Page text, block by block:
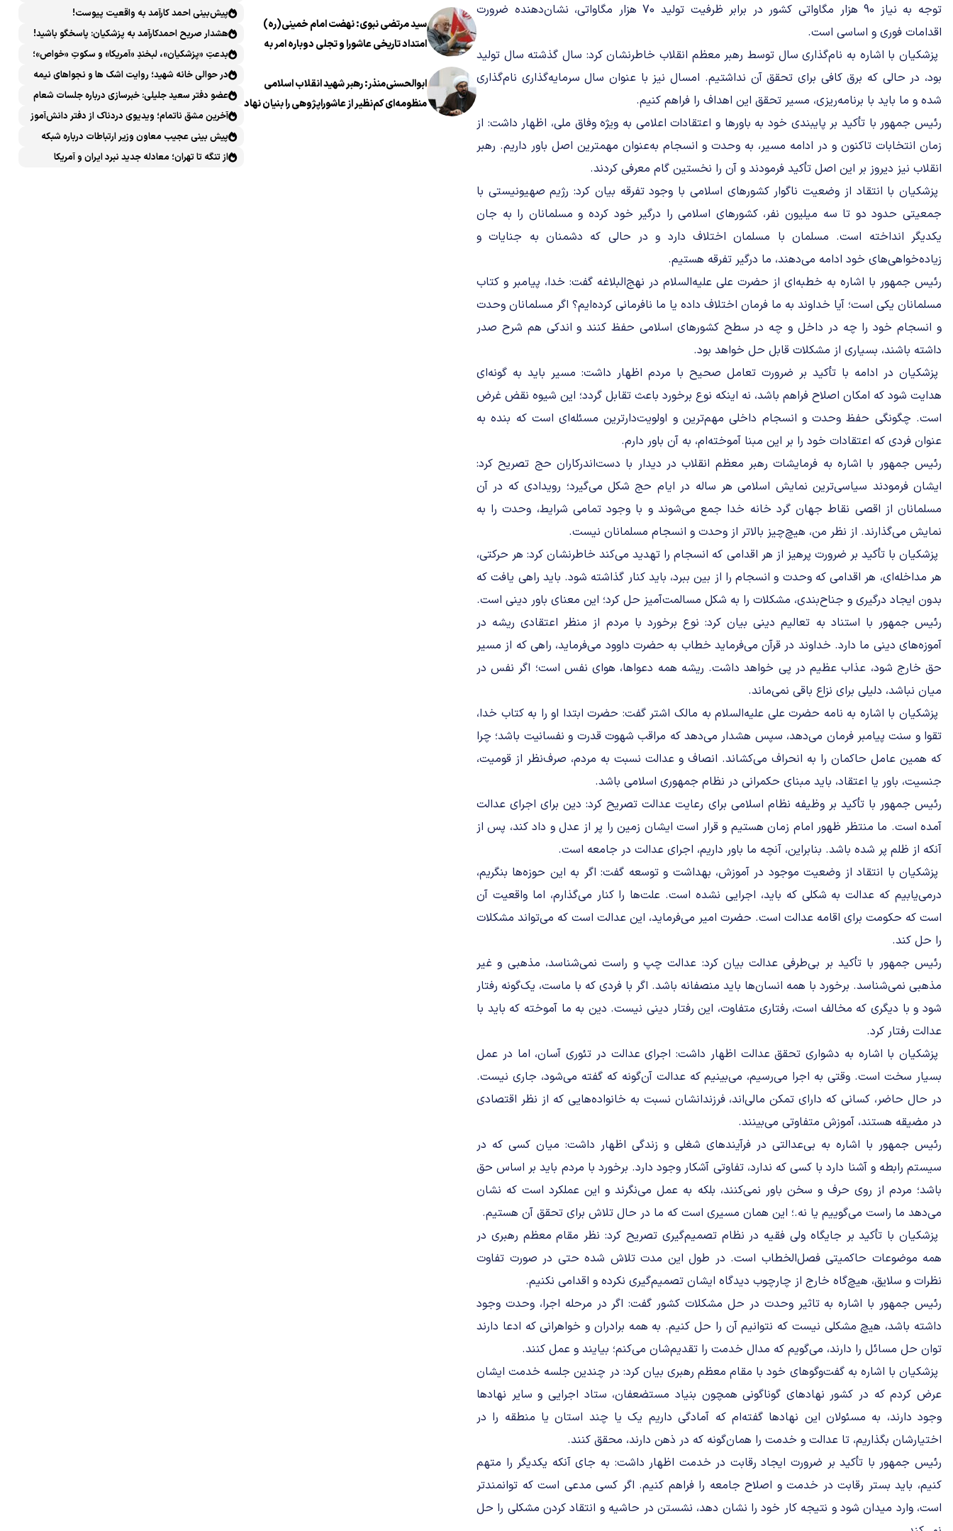
توجه به نیاز 90 هزار مگاواتی کشور در برابر ظرفیت تولید 70 هزار مگاواتی، نشان‌دهنده ضرورت
اقدامات فوری و اساسی است.
پزشکیان با اشاره به نام‌گذاری سال توسط رهبر معظم انقلاب خاطرنشان کرد: سال گذشته سال تولید
بود، در حالی که برق کافی برای تحقق آن نداشتیم. امسال نیز با عنوان سال سرمایه‌گذاری نام‌گذاری
شده و ما باید با برنامه‌ریزی، مسیر تحقق این اهداف را فراهم کنیم.
رئیس جمهور با تأکید بر پایبندی خود به باورها و اعتقادات اعلامی به ویژه وفاق ملی، اظهار داشت: از
زمان انتخابات تاکنون و در ادامه مسیر، به وحدت و انسجام به‌عنوان مهمترین اصل باور داریم. رهبر
انقلاب نیز دیروز بر این اصل تأکید فرمودند و آن را نخستین گام معرفی کردند.
پزشکیان با انتقاد از وضعیت ناگوار کشورهای اسلامی با وجود تفرقه بیان کرد: رژیم صهیونیستی با
جمعیتی حدود دو تا سه میلیون نفر، کشورهای اسلامی را درگیر خود کرده و مسلمانان را به جان
یکدیگر انداخته است. مسلمان با مسلمان اختلاف دارد و در حالی که دشمنان به جنایات و
زیاده‌خواهی‌های خود ادامه می‌دهند، ما درگیر تفرقه هستیم.
رئیس جمهور با اشاره به خطبه‌ای از حضرت علی علیه‌السلام در نهج‌البلاغه گفت: خدا، پیامبر و کتاب
مسلمانان یکی است؛ آیا خداوند به ما فرمان اختلاف داده یا ما نافرمانی کرده‌ایم؟ اگر مسلمانان وحدت
و انسجام خود را چه در داخل و چه در سطح کشورهای اسلامی حفظ کنند و اندکی هم شرح صدر
داشته باشند، بسیاری از مشکلات قابل حل خواهد بود.
پزشکیان در ادامه با تأکید بر ضرورت تعامل صحیح با مردم اظهار داشت: مسیر باید به گونه‌ای
هدایت شود که امکان اصلاح فراهم باشد، نه اینکه نوع برخورد باعث تقابل گردد؛ این شیوه نقض غرض
است. چگونگی حفظ وحدت و انسجام داخلی مهم‌ترین و اولویت‌دارترین مسئله‌ای است که بنده به
عنوان فردی که اعتقادات خود را بر این مبنا آموخته‌ام، به آن باور دارم.
رئیس جمهور با اشاره به فرمایشات رهبر معظم انقلاب در دیدار با دست‌اندرکاران حج تصریح کرد:
ایشان فرمودند سیاسی‌ترین نمایش اسلامی هر ساله در ایام حج شکل می‌گیرد؛ رویدادی که در آن
مسلمانان از اقصی نقاط جهان گرد خانه خدا جمع می‌شوند و با وجود تمامی شرایط، وحدت را به
نمایش می‌گذارند. از نظر من، هیچ‌چیز بالاتر از وحدت و انسجام مسلمانان نیست.
پزشکیان با تأکید بر ضرورت پرهیز از هر اقدامی که انسجام را تهدید می‌کند خاطرنشان کرد: هر حرکتی،
هر مداخله‌ای، هر اقدامی که وحدت و انسجام را از بین ببرد، باید کنار گذاشته شود. باید راهی یافت که
بدون ایجاد درگیری و جناح‌بندی، مشکلات را به شکل مسالمت‌آمیز حل کرد؛ این معنای باور دینی است.
رئیس جمهور با استناد به تعالیم دینی بیان کرد: نوع برخورد با مردم از منظر اعتقادی ریشه در
آموزه‌های دینی ما دارد. خداوند در قرآن می‌فرماید خطاب به حضرت داوود می‌فرماید، راهی که از مسیر
حق خارج شود، عذاب عظیم در پی خواهد داشت. ریشه همه دعواها، هوای نفس است؛ اگر نفس در
میان نباشد، دلیلی برای نزاع باقی نمی‌ماند.
پزشکیان با اشاره به نامه حضرت علی علیه‌السلام به مالک اشتر گفت: حضرت ابتدا او را به کتاب خدا،
تقوا و سنت پیامبر فرمان می‌دهد، سپس هشدار می‌دهد که مراقب شهوت قدرت و نفسانیت باشد؛ چرا
که همین عامل حاکمان را به انحراف می‌کشاند. انصاف و عدالت نسبت به مردم، صرف‌نظر از قومیت،
جنسیت، باور یا اعتقاد، باید مبنای حکمرانی در نظام جمهوری اسلامی باشد.
رئیس جمهور با تأکید بر وظیفه نظام اسلامی برای رعایت عدالت تصریح کرد: دین برای اجرای عدالت
آمده است. ما منتظر ظهور امام زمان هستیم و قرار است ایشان زمین را پر از عدل و داد کند، پس از
آنکه از ظلم پر شده باشد. بنابراین، آنچه ما باور داریم، اجرای عدالت در جامعه است.
پزشکیان با انتقاد از وضعیت موجود در آموزش، بهداشت و توسعه گفت: اگر به این حوزه‌ها بنگریم،
درمی‌یابیم که عدالت به شکلی که باید، اجرایی نشده است. علت‌ها را کنار می‌گذارم، اما واقعیت آن
است که حکومت برای اقامه عدالت است. حضرت امیر می‌فرماید، این عدالت است که می‌تواند مشکلات
را حل کند.
رئیس جمهور با تأکید بر بی‌طرفی عدالت بیان کرد: عدالت چپ و راست نمی‌شناسد، مذهبی و غیر
مذهبی نمی‌شناسد. برخورد با همه انسان‌ها باید منصفانه باشد. اگر با فردی که با ماست، یک‌گونه رفتار
شود و با دیگری که مخالف است، رفتاری متفاوت، این رفتار دینی نیست. دین به ما آموخته که باید با
عدالت رفتار کرد.
پزشکیان با اشاره به دشواری تحقق عدالت اظهار داشت: اجرای عدالت در تئوری آسان، اما در عمل
بسیار سخت است. وقتی به اجرا می‌رسیم، می‌بینیم که عدالت آن‌گونه که گفته می‌شود، جاری نیست.
در حال حاضر، کسانی که دارای تمکن مالی‌اند، فرزندانشان نسبت به خانواده‌هایی که از نظر اقتصادی
در مضیقه هستند، آموزش متفاوتی می‌بینند.
رئیس جمهور با اشاره به بی‌عدالتی در فرآیندهای شغلی و زندگی اظهار داشت: میان کسی که در
سیستم رابطه و آشنا دارد با کسی که ندارد، تفاوتی آشکار وجود دارد. برخورد با مردم باید بر اساس حق
باشد؛ مردم از روی حرف و سخن باور نمی‌کنند، بلکه به عمل می‌نگرند و این عملکرد است که نشان
می‌دهد ما راست می‌گوییم یا نه.؛ این همان مسیری است که ما در حال تلاش برای تحقق آن هستیم.
پزشکیان با تأکید بر جایگاه ولی فقیه در نظام تصمیم‌گیری تصریح کرد: نظر مقام معظم رهبری در
همه موضوعات حاکمیتی فصل‌الخطاب است. در طول این مدت تلاش شده حتی در صورت تفاوت
نظرات و سلایق، هیچ‌گاه خارج از چارچوب دیدگاه ایشان تصمیم‌گیری نکرده و اقدامی نکنیم.
رئیس جمهور با اشاره به تاثیر وحدت در حل مشکلات کشور گفت: اگر در مرحله اجرا، وحدت وجود
داشته باشد، هیچ مشکلی نیست که نتوانیم آن را حل کنیم. به همه برادران و خواهرانی که ادعا دارند
توان حل مسائل را دارند، می‌گویم که مدال خدمت را تقدیم‌شان می‌کنم؛ بیایند و عمل کنند.
پزشکیان با اشاره به گفت‌وگوهای خود با مقام معظم رهبری بیان کرد: در چندین جلسه خدمت ایشان
عرض کردم که در کشور نهادهای گوناگونی همچون بنیاد مستضعفان، ستاد اجرایی و سایر نهادها
وجود دارند، به مسئولان این نهادها گفته‌ام که آمادگی داریم یک یا چند استان یا منطقه را در
اختیارشان بگذاریم، تا عدالت و خدمت را همان‌گونه که در ذهن دارند، محقق کنند.
رئیس جمهور با تأکید بر ضرورت ایجاد رقابت در خدمت اظهار داشت: به جای آنکه یکدیگر را متهم
کنیم، باید بستر رقابت در خدمت و اصلاح جامعه را فراهم کنیم. اگر کسی مدعی است که توانمندتر
است، وارد میدان شود و نتیجه کار خود را نشان دهد، نشستن در حاشیه و انتقاد کردن مشکلی را حل
سید مرتضی نبوی: نهضت امام خمینی(ره)
امتداد تاریخی عاشورا و تجلی دوباره امر به
ابوالحسنی‌منذر: رهبر شهید انقلاب اسلامی
منظومه‌ای کم‌نظیر از عاشوراپژوهی را بنیان نهاد
پیش‌بینی احمد کارآمد به واقعیت پیوست!
هشدار صریح احمدکارآمد به پزشکیان: پاسخگو باشید!
بدعتِ «پزشکیان»، لبخندِ «آمریکا» و سکوتِ «خواص»؛
سیرکِ قانون‌گریزی در روز روشن!
در حوالی خانه شهید؛ روایت اشک ها و نجواهای نیمه
شب
عضو دفتر سعید جلیلی: خبرسازی درباره جلسات شعام
خلاف امنیت ملی است
آخرین مشق ناتمام؛ ویدیوی دردناک از دفتر دانش‌آموز
شهید مینابی پربازدید شد
پیش بینی عجیب معاون وزیر ارتباطات درباره شبکه
ملی اطلاعات که محقق هم نشد!
از تنگه تا تهران؛ معادله جدید نبرد ایران و آمریکا